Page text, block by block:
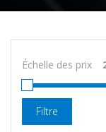
Échelle des prix
Filtre